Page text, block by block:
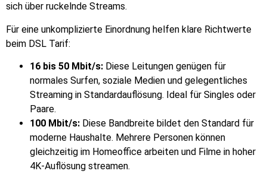
sich über ruckelnde Streams.
Für eine unkomplizierte Einordnung helfen klare Richtwerte
beim DSL Tarif:
16 bis 50 Mbit/s: Diese Leitungen genügen für
normales Surfen, soziale Medien und gelegentliches
Streaming in Standardauflösung. Ideal für Singles oder
Paare.
100 Mbit/s: Diese Bandbreite bildet den Standard für
moderne Haushalte. Mehrere Personen können
gleichzeitig im Homeoffice arbeiten und Filme in hoher
4K-Auflösung streamen.